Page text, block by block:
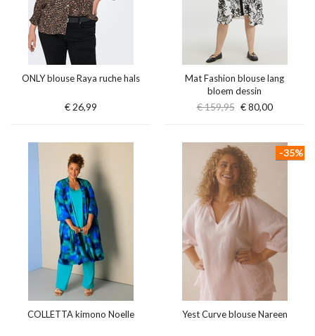
ONLY blouse Raya ruche hals
€ 26,99
Mat Fashion blouse lang
bloem dessin
€ 159,95 € 80,00
COLLETTA kimono Noelle Yest Curve blouse Nareen
-35%